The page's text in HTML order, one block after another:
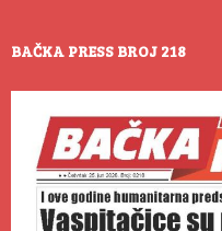
BAČKA PRESS BROJ 218